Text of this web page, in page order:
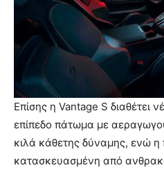
Επίσης η Vantage S διαθέτει
επίπεδο πάτωμα με
κιλά κάθετης δύναμης, ενώ η
κατασκευασμένη από